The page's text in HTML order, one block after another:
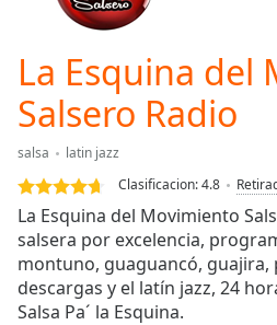
Duration
Loaded:
0.00%
Stream
TypeLIVE
Seek to
live,
currently
behind
liveLIVE
Remaining
La Esquina del
Salsero Radio
salsa
latin jazz
Clasificacion:4.8
La Esquina del Movimiento
salsera por excelencia,
montuno, guaguancó, guajira,
descargas y el latín jazz, 24
Salsa Pa´ la Esquina.